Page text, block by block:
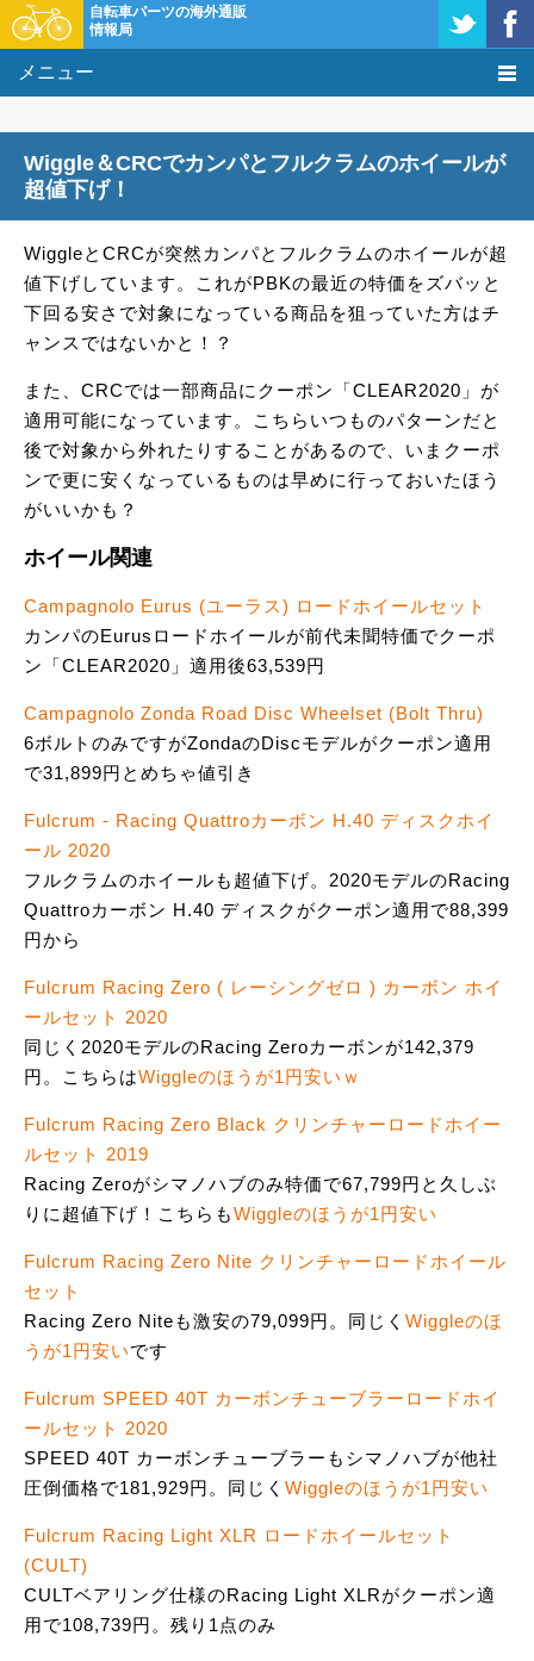
自転車パーツの海外通販
情報局
メニュー
購入方法
クーポン＆セール
激安情報
Wiggle＆CRCでカンパとフルクラムのホイールが
超値下げ！
WiggleとCRCが突然カンパとフルクラムのホイールが超
値下げしています。これがPBKの最近の特価をズバッと
下回る安さで対象になっている商品を狙っていた方はチ
ャンスではないかと！？
また、CRCでは一部商品にクーポン「CLEAR2020」が
適用可能になっています。こちらいつものパターンだと
後で対象から外れたりすることがあるので、いまクーポ
ンで更に安くなっているものは早めに行っておいたほう
がいいかも？
ホイール関連
Campagnolo Eurus (ユーラス) ロードホイールセット
カンパのEurusロードホイールが前代未聞特価でクーポ
ン「CLEAR2020」適用後63,539円
Campagnolo Zonda Road Disc Wheelset (Bolt Thru)
6ボルトのみですがZondaのDiscモデルがクーポン適用
で31,899円とめちゃ値引き
Fulcrum - Racing Quattroカーボン H.40 ディスクホイ
ール 2020
フルクラムのホイールも超値下げ。2020モデルのRacing
Quattroカーボン H.40 ディスクがクーポン適用で88,399
円から
Fulcrum Racing Zero ( レーシングゼロ ) カーボン ホイ
ールセット 2020
同じく2020モデルのRacing Zeroカーボンが142,379
円。こちらはWiggleのほうが1円安いｗ
Fulcrum Racing Zero Black クリンチャーロードホイー
ルセット 2019
Racing Zeroがシマノハブのみ特価で67,799円と久しぶ
りに超値下げ！こちらもWiggleのほうが1円安い
Fulcrum Racing Zero Nite クリンチャーロードホイール
セット
Racing Zero Niteも激安の79,099円。同じく Wiggleのほ
うが1円安いです
Fulcrum SPEED 40T カーボンチューブラーロードホイ
ールセット 2020
SPEED 40T カーボンチューブラーもシマノハブが他社
圧倒価格で181,929円。同じく Wiggleのほうが1円安い
Fulcrum Racing Light XLR ロードホイールセット
(CULT)
CULTベアリング仕様のRacing Light XLRがクーポン適
用で108,739円。残り1点のみ